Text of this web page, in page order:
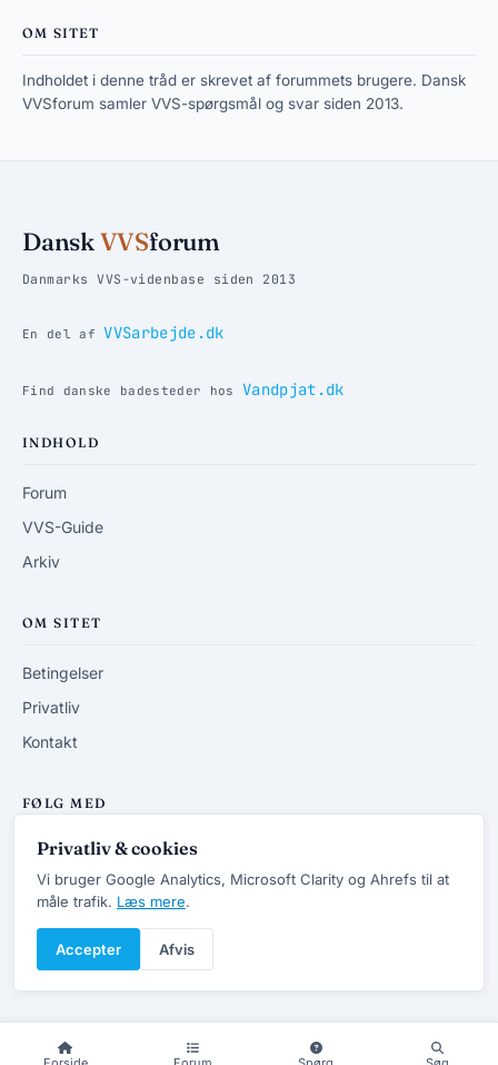
OM SITET
Indholdet i denne tråd er skrevet af forummets brugere. Dansk
VVSforum samler VVS-spørgsmål og svar siden 2013.
DanskVVSforum
Danmarks VVS-videnbase siden 2013
En del af VVSarbejde.dk
Find danske badesteder hos Vandpjat.dk
INDHOLD
Forum
VVS-Guide
Arkiv
OM SITET
Betingelser
Privatliv
Kontakt
FØLG MED
RSS-feed
© 2013-2026 DanskVVSforum.dk
Privatliv & cookies
Vi bruger Google Analytics, Microsoft Clarity og Ahrefs til at
måle trafik. Læs mere.
Accepter Afvis